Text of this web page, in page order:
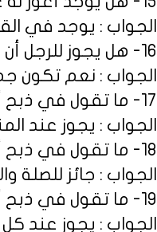
الجواب : يوجد في
16- هل يجوز للرجل أن يذبح خاله للأضحية ؟
الجواب : نعم تكون
17- ما تقول في ذبح أبي الفضائل ؟
الجواب : يجوز عند
18- ما تقول في ذبح أبي حسان ؟
الجواب : جائز للصلة
19- ما تقول في ذبح أم الوليد ؟
الجواب : يجوز عند كل